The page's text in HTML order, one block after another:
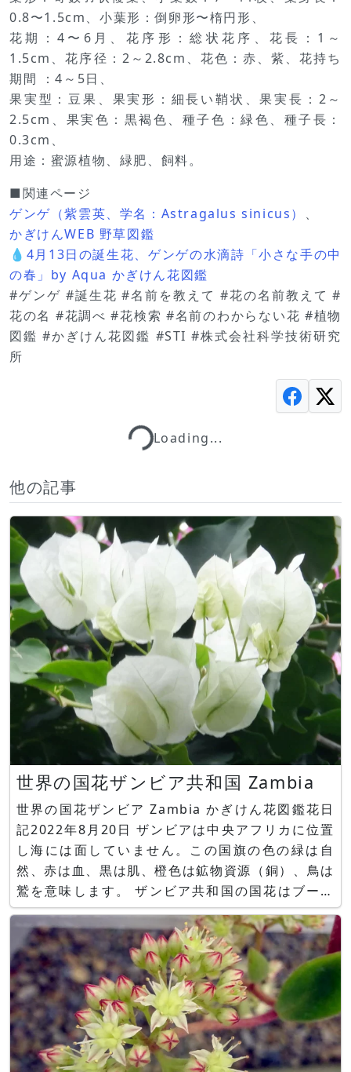
0.8〜1.5cm、小葉形：倒卵形〜楕円形、
花期：4〜6月、花序形：総状花序、花長：1～
1.5cm、花序径：2～2.8cm、花色：赤、紫、花持ち
期間 ：4～5日、
果実型：豆果、果実形：細長い鞘状、果実長：2～
2.5cm、果実色：黒褐色、種子色：緑色、種子長：
0.3cm、
用途：蜜源植物、緑肥、飼料。
■関連ページ
ゲンゲ（紫雲英、学名：Astragalus sinicus） 、
かぎけんWEB 野草図鑑
💧4月13日の誕生花、ゲンゲの水滴詩「小さな手の中
の春」by Aqua かぎけん花図鑑
#ゲンゲ #誕生花 #名前を教えて #花の名前教えて #
花の名 #花調べ #花検索 #名前のわからない花 #植物
図鑑 #かぎけん花図鑑 #STI #株式会社科学技術研究
所
Loading...Loading...
他の記事
世界の国花ザンビア共和国 Zambia
世界の国花ザンビア Zambia かぎけん花図鑑花日
記2022年8月20日 ザンビアは中央アフリカに位置
し海には面していません。この国旗の色の緑は自
然、赤は血、黒は肌、橙色は鉱物資源（銅）、鳥は
鷲を意味します。 ザンビア共和国の国花はブーゲ
ンビリア グレナダと同様ザンビア共和国の国花は
ブーゲンビリア（学名：Bougainvillea spp.）で
す。 ブーゲンビリア（Bougainvill